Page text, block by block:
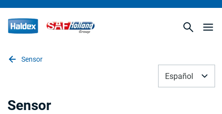
Sensor
Español
Sensor